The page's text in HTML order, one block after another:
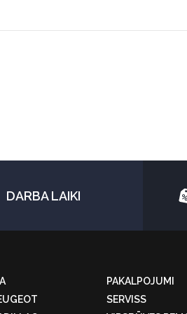
DARBA LAIKI
PAKALPOJUMI
SERVISS